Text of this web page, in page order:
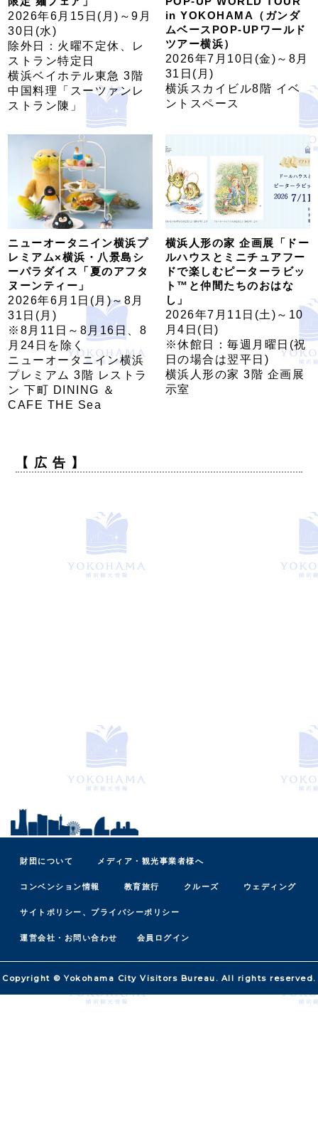
2026年6月15日(月)～9月
30日(水)
除外日：火曜不定休、レ
ストラン特定日
横浜ベイホテル東急 3階
中国料理「スーツァンレ
ストラン陳」
in YOKOHAMA（ガンダ
ムベースPOP-UPワールド
ツアー横浜）
2026年7月10日(金)～8月
31日(月)
横浜スカイビル8階 イベ
ントスペース
ニューオータニイン横浜プ
レミアム×横浜・八景島シ
ーパラダイス「夏のアフタ
ヌーンティー」
2026年6月1日(月)～8月
31日(月)
※8月11日～8月16日、8
月24日を除く
ニューオータニイン横浜
プレミアム 3階 レストラ
ン 下町 DINING ＆
CAFE THE Sea
横浜人形の家 企画展「ドー
ルハウスとミニチュアフー
ドで楽しむピーターラビッ
ト™と仲間たちのおはな
し」
2026年7月11日(土)～10
月4日(日)
※休館日：毎週月曜日(祝
日の場合は翌平日)
横浜人形の家 3階 企画展
示室
【 広 告 】
財団について メディア・観光事業者様へ
コンベンション情報 教育旅行 クルーズ ウェディング
サイトポリシー、プライバシーポリシー
運営会社・お問い合わせ 会員ログイン
Copyright © Yokohama City Visitors Bureau. All rights reserved.